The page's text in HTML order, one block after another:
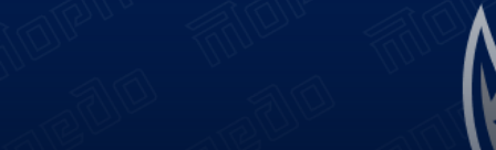
Фотобанк